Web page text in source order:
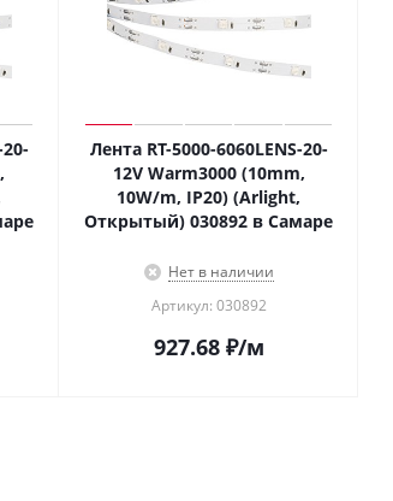
Лента RT-5000-6060LENS-20-
12V Warm3000 (10mm,
10W/m, IP20) (Arlight,
Открытый) 030892 в Самаре
Нет в наличии
Артикул: 030892
927.68₽/м